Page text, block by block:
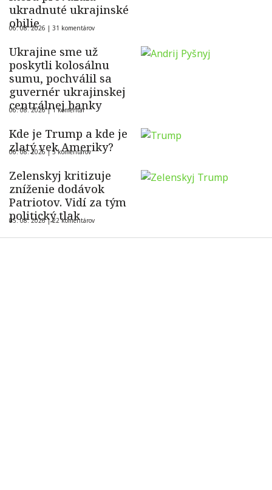
ukradnuté ukrajinské
obilie
06. 08. 2026 | 31 komentárov
Ukrajine sme už
poskytli kolosálnu
sumu, pochválil sa
guvernér ukrajinskej
centrálnej banky
06. 08. 2026 |1 komentár
Kde je Trump a kde je
zlatý vek Ameriky?
06. 08. 2026 |5 komentárov
Zelenskyj kritizuje
zníženie dodávok
Patriotov. Vidí za tým
politický tlak
05. 08. 2026 |22 komentárov